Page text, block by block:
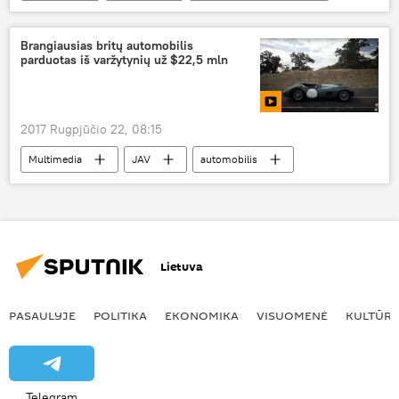
tarptautinės operacijos
terorizmas
kova su terorizmu
Brangiausias britų automobilis
parduotas iš varžytynių už $22,5 mln
2017 Rugpjūčio 22, 08:15
Multimedia JAV
automobilis
aukcionas
Lietuva
PASAULYJE POLITIKA EKONOMIKA VISUOMENĖ KULTŪRA